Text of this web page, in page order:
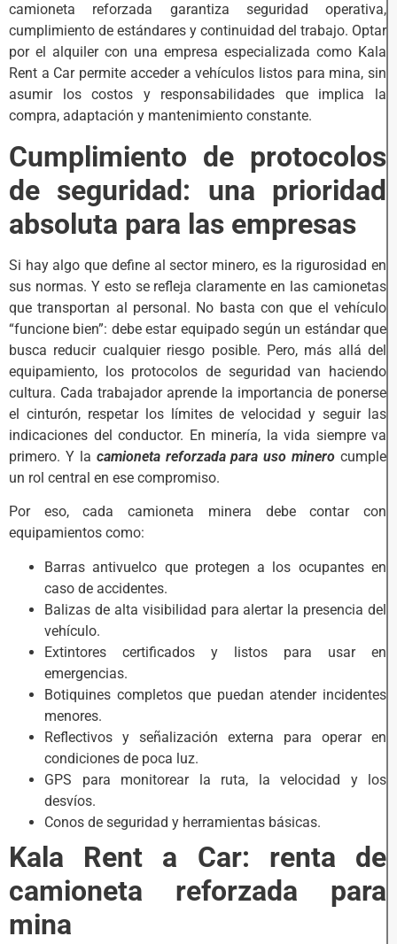
camioneta reforzada garantiza seguridad operativa,
cumplimiento de estándares y continuidad del trabajo. Optar
por el alquiler con una empresa especializada como Kala
Rent a Car permite acceder a vehículos listos para mina, sin
asumir los costos y responsabilidades que implica la
compra, adaptación y mantenimiento constante.
Cumplimiento de protocolos
de seguridad: una prioridad
absoluta para las empresas
Si hay algo que define al sector minero, es la rigurosidad en
sus normas. Y esto se refleja claramente en las camionetas
que transportan al personal. No basta con que el vehículo
“funcione bien”: debe estar equipado según un estándar que
busca reducir cualquier riesgo posible. Pero, más allá del
equipamiento, los protocolos de seguridad van haciendo
cultura. Cada trabajador aprende la importancia de ponerse
el cinturón, respetar los límites de velocidad y seguir las
indicaciones del conductor. En minería, la vida siempre va
primero. Y la camioneta reforzada para uso minero cumple
un rol central en ese compromiso.
Por eso, cada camioneta minera debe contar con
equipamientos como:
Barras antivuelco que protegen a los ocupantes en
caso de accidentes.
Balizas de alta visibilidad para alertar la presencia del
vehículo.
Extintores certificados y listos para usar en
emergencias.
Botiquines completos que puedan atender incidentes
menores.
Reflectivos y señalización externa para operar en
condiciones de poca luz.
GPS para monitorear la ruta, la velocidad y los
desvíos.
Conos de seguridad y herramientas básicas.
Kala Rent a Car: renta de
camioneta reforzada para
mina